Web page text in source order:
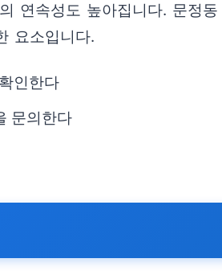
연속성도 높아집니다. 문정
요소입니다.
인한다
문의한다